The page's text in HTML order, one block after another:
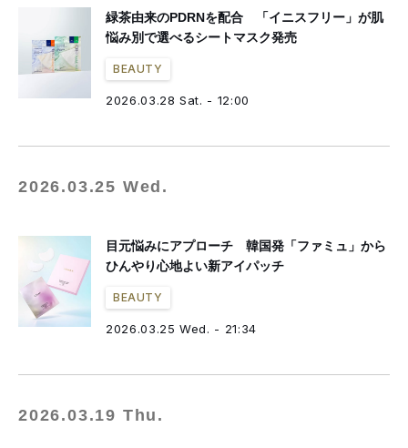
緑茶由来のPDRNを配合 「イニスフリー」が肌
悩み別で選べるシートマスク発売
BEAUTY
2026.03.28 Sat. - 12:00
2026.03.25 Wed.
目元悩みにアプローチ 韓国発「ファミュ」から
ひんやり心地よい新アイパッチ
BEAUTY
2026.03.25 Wed. - 21:34
2026.03.19 Thu.